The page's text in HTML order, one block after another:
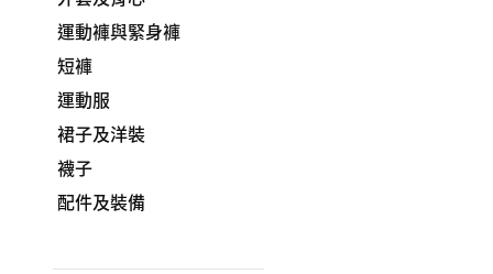
運動褲與緊身褲
短褲
運動服
裙子及洋裝
襪子
配件及裝備